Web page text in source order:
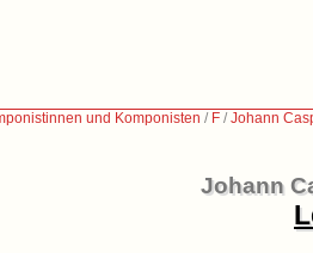
und Komponisten / F /Johann
Johann